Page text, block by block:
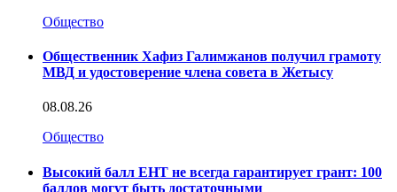
Общество
Общественник Хафиз Галимжанов получил грамоту
МВД и удостоверение члена совета в Жетысу
08.08.26
Общество
Высокий балл ЕНТ не всегда гарантирует грант: 100
баллов могут быть достаточными